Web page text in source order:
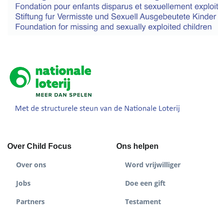
Over Child Focus
Over ons
Jobs
Partners
Ons helpen
Word vrijwilliger
Doe een gift
Testament